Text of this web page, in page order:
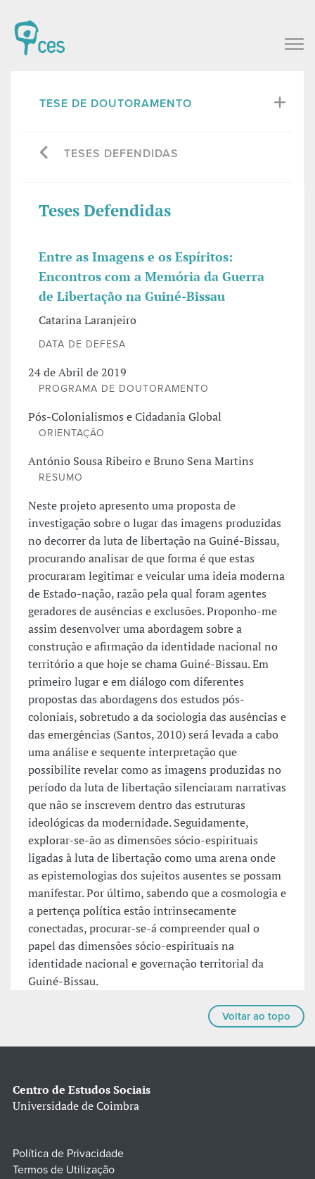
TESE DE DOUTORAMENTO
TESES DEFENDIDAS
Teses Defendidas
Entre as Imagens e os Espíritos:
Encontros com a Memória da Guerra
de Libertação na Guiné-Bissau
Catarina Laranjeiro
DATA DE DEFESA
24 de Abril de 2019
PROGRAMA DE DOUTORAMENTO
Pós-Colonialismos e Cidadania Global
ORIENTAÇÃO
António Sousa Ribeiro e Bruno Sena Martins
RESUMO
Neste projeto apresento uma proposta de
investigação sobre o lugar das imagens produzidas
no decorrer da luta de libertação na Guiné-Bissau,
procurando analisar de que forma é que estas
procuraram legitimar e veicular uma ideia moderna
de Estado-nação, razão pela qual foram agentes
geradores de ausências e exclusões. Proponho-me
assim desenvolver uma abordagem sobre a
construção e afirmação da identidade nacional no
território a que hoje se chama Guiné-Bissau. Em
primeiro lugar e em diálogo com diferentes
propostas das abordagens dos estudos pós-
coloniais, sobretudo a da sociologia das ausências e
das emergências (Santos, 2010) será levada a cabo
uma análise e sequente interpretação que
possibilite revelar como as imagens produzidas no
período da luta de libertação silenciaram narrativas
que não se inscrevem dentro das estruturas
ideológicas da modernidade. Seguidamente,
explorar-se-ão as dimensões sócio-espirituais
ligadas à luta de libertação como uma arena onde
as epistemologias dos sujeitos ausentes se possam
manifestar. Por último, sabendo que a cosmologia e
a pertença política estão intrinsecamente
conectadas, procurar-se-á compreender qual o
papel das dimensões sócio-espirituais na
identidade nacional e governação territorial da
Guiné-Bissau.
Voltar ao topo
Centro de Estudos Sociais
Universidade de Coimbra
Política de Privacidade
Termos de Utilização